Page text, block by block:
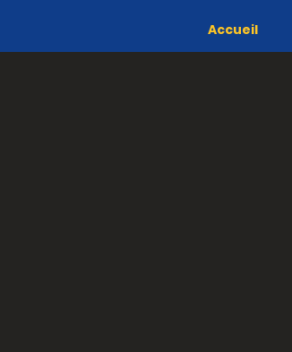
Accueil